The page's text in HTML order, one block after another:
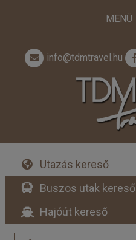
MENÜ
info@tdmtravel.hu
Utazás kereső
Buszos utak kereső
Hajóút kereső